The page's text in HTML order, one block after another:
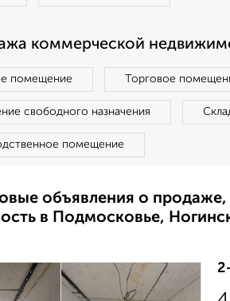
коммерческой
помещение Торговое
свободного назначения
помещение
объявления о
в Подмосковье,